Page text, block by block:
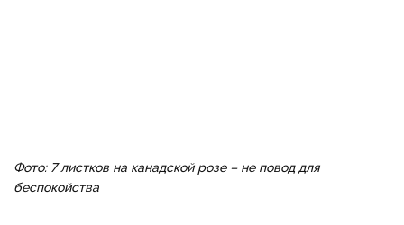
Фото: 7 листков на канадской розе – не повод для
беспокойства